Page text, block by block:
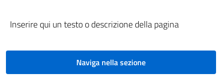
Inserire qui un testo o descrizione della pagina
Naviga nella sezione